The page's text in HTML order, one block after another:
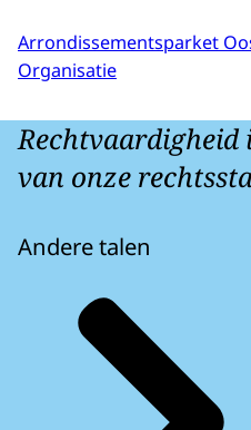
Arrondissementsparket
Organisatie
Rechtvaardigheid
van onze
Andere talen